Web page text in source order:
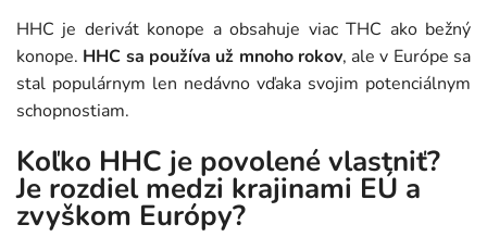
HHC je derivát konope a obsahuje viac THC ako bežný
konope. HHC sa používa už mnoho rokov, ale v Európe sa
stal populárnym len nedávno vďaka svojim potenciálnym
schopnostiam.
Koľko HHC je povolené vlastniť?
Je rozdiel medzi krajinami EÚ a
zvyškom Európy?